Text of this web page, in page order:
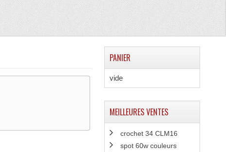
PANIER
vide
MEILLEURES VENTES
crochet 34 CLM16
spot 60w couleurs